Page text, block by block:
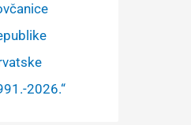
2026.“